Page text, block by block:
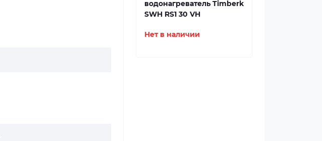
водонагреватель Timberk
SWH RS1 30 VH
Нет в наличии